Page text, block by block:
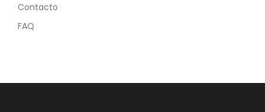
Contacto
FAQ